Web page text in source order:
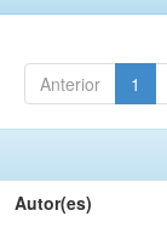
Anterior 1
Autor(es)